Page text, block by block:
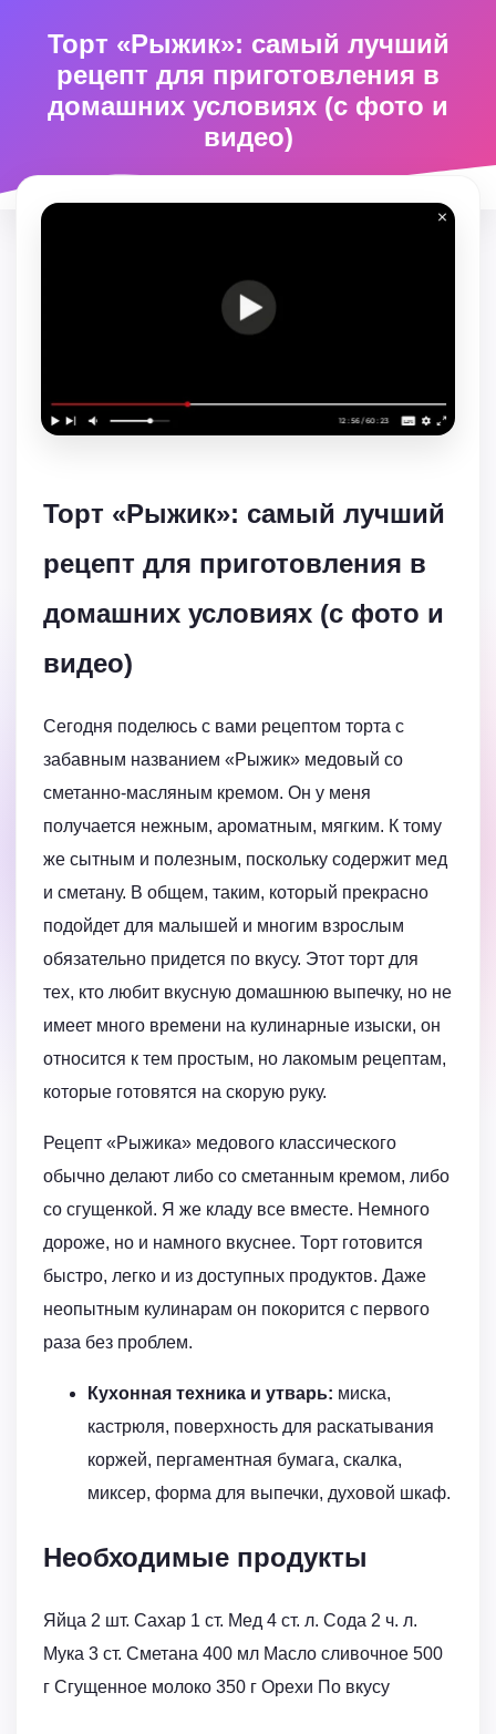
Торт «Рыжик»: самый лучший
рецепт для приготовления в
домашних условиях (с фото и
видео)
Торт «Рыжик»: самый лучший
рецепт для приготовления в
домашних условиях (с фото и
видео)
Сегодня поделюсь с вами рецептом торта с
забавным названием «Рыжик» медовый со
сметанно-масляным кремом. Он у меня
получается нежным, ароматным, мягким. К тому
же сытным и полезным, поскольку содержит мед
и сметану. В общем, таким, который прекрасно
подойдет для малышей и многим взрослым
обязательно придется по вкусу. Этот торт для
тех, кто любит вкусную домашнюю выпечку, но не
имеет много времени на кулинарные изыски, он
относится к тем простым, но лакомым рецептам,
которые готовятся на скорую руку.
Рецепт «Рыжика» медового классического
обычно делают либо со сметанным кремом, либо
со сгущенкой. Я же кладу все вместе. Немного
дороже, но и намного вкуснее. Торт готовится
быстро, легко и из доступных продуктов. Даже
неопытным кулинарам он покорится с первого
раза без проблем.
Кухонная техника и утварь: миска,
кастрюля, поверхность для раскатывания
коржей, пергаментная бумага, скалка,
миксер, форма для выпечки, духовой шкаф.
Необходимые продукты
Яйца 2 шт. Сахар 1 ст. Мед 4 ст. л. Сода 2 ч. л.
Мука 3 ст. Сметана 400 мл Масло сливочное 500
г Сгущенное молоко 350 г Орехи По вкусу